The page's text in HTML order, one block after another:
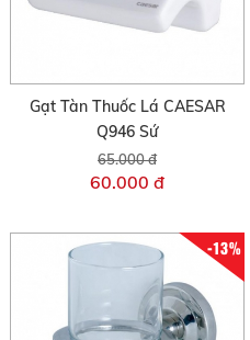
Gạt Tàn Thuốc Lá CAESAR
Q946 Sứ
65.000 đ
60.000 đ
-13%